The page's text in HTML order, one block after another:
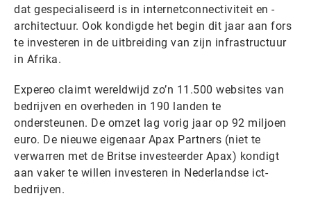
dat gespecialiseerd is in internetconnectiviteit en -
architectuur. Ook kondigde het begin dit jaar aan fors
te investeren in de uitbreiding van zijn infrastructuur
in Afrika.
Expereo claimt wereldwijd zo’n 11.500 websites van
bedrijven en overheden in 190 landen te
ondersteunen. De omzet lag vorig jaar op 92 miljoen
euro. De nieuwe eigenaar Apax Partners (niet te
verwarren met de Britse investeerder Apax) kondigt
aan vaker te willen investeren in Nederlandse ict-
bedrijven.